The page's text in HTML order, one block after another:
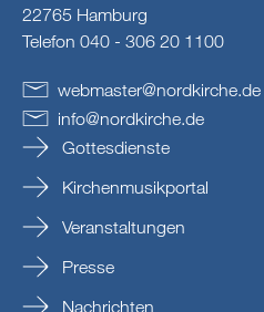
22765 Hamburg
Telefon 040 - 306 20 1100
webmaster@nordkirche.de
info@nordkirche.de
Gottesdienste
Kirchenmusikportal
Veranstaltungen
Presse
Nachrichten